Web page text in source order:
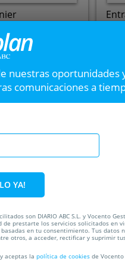
28002.
Entradas La
5º Festival de
una de las grandes
33%
nuestras oportunidades
comunicaciones a
YA!
son DIARIO ABC S.L. y Vocento
de prestarte los servicios solicitados en
en tu consentimiento. Tus datos
otros, a acceder, rectificar y suprimir
y aceptas la política de cookies de